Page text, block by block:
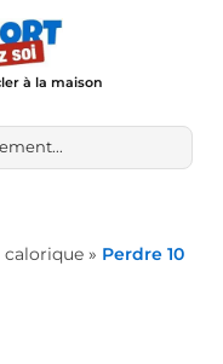
à la maison
» Perdre 10